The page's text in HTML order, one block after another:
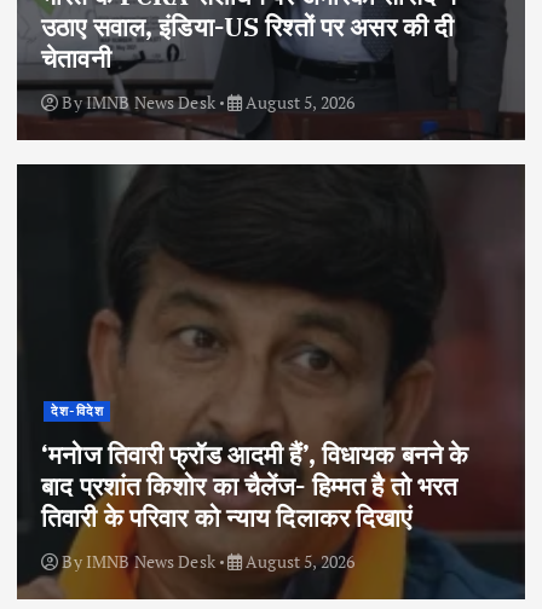
उठाए सवाल, इंडिया-US रिश्तों पर असर की दी
चेतावनी
ByIMNB News Desk August 5, 2026
देश-विदेश
‘मनोज तिवारी फ्रॉड आदमी हैं’, विधायक बनने के
बाद प्रशांत किशोर का चैलेंज- हिम्मत है तो भरत
तिवारी के परिवार को न्याय दिलाकर दिखाएं
By IMNB News Desk August 5, 2026